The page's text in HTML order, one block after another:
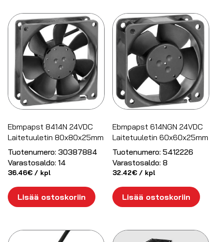
Ebmpapst 8414N 24VDC
Laitetuuletin 80x80x25mm
Tuotenumero: 30387884
Varastosaldo: 14
36.46€ / kpl
Lisää ostoskoriin
Ebmpapst 614NGN 24VDC
Laitetuuletin 60x60x25mm
Tuotenumero: 5412226
Varastosaldo: 8
32.42€ / kpl
Lisää ostoskoriin